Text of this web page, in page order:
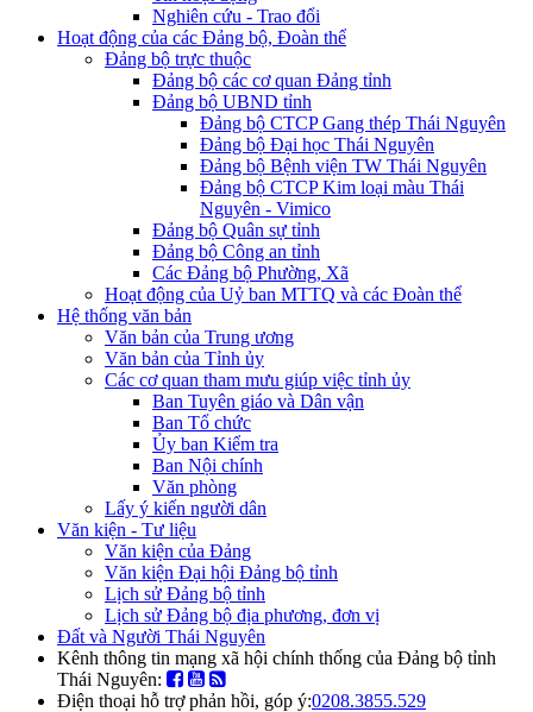
Nghiên cứu - Trao đổi
Hoạt động của các Đảng bộ, Đoàn thể
Đảng bộ trực thuộc
Đảng bộ các cơ quan Đảng tỉnh
Đảng bộ UBND tỉnh
Đảng bộ CTCP Gang thép Thái Nguyên
Đảng bộ Đại học Thái Nguyên
Đảng bộ Bệnh viện TW Thái Nguyên
Đảng bộ CTCP Kim loại màu Thái
Nguyên - Vimico
Đảng bộ Quân sự tỉnh
Đảng bộ Công an tỉnh
Các Đảng bộ Phường, Xã
Hoạt động của Uỷ ban MTTQ và các Đoàn thể
Hệ thống văn bản
Văn bản của Trung ương
Văn bản của Tỉnh ủy
Các cơ quan tham mưu giúp việc tỉnh ủy
Ban Tuyên giáo và Dân vận
Ban Tổ chức
Ủy ban Kiểm tra
Ban Nội chính
Văn phòng
Lấy ý kiến người dân
Văn kiện - Tư liệu
Văn kiện của Đảng
Văn kiện Đại hội Đảng bộ tỉnh
Lịch sử Đảng bộ tỉnh
Lịch sử Đảng bộ địa phương, đơn vị
Đất và Người Thái Nguyên
Kênh thông tin mạng xã hội chính thống của Đảng bộ tỉnh
Thái Nguyên:
Điện thoại hỗ trợ phản hồi, góp ý:0208.3855.529